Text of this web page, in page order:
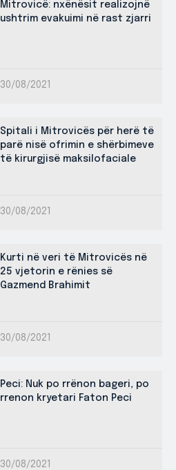
Mitrovicë: nxënësit realizojnë
ushtrim evakuimi në rast zjarri
30/08/2021
Spitali i Mitrovicës për herë të
parë nisë ofrimin e shërbimeve
të kirurgjisë maksilofaciale
30/08/2021
Kurti në veri të Mitrovicës në
25 vjetorin e rënies së
Gazmend Brahimit
30/08/2021
Peci: Nuk po rrënon bageri, po
rrenon kryetari Faton Peci
30/08/2021